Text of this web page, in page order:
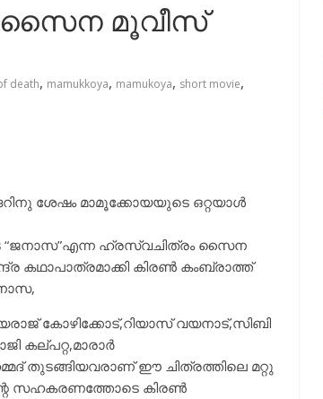
സൈന മൂവീസ്
death, mamukkoya, mamukoya, short movie,
ശേഷം മാമൂക്കോയയുടെ ഒറ്റയാൾ
“ജനാസ”എന്ന ഹ്രസ്വചിത്രം സൈന
കഥാപാത്രമാക്കി കിരൺ കംബ്രാത്ത്
കോഴിക്കോട്,റിയാസ് വയനാട്,സിബി
കല്പറ്റ,മാരാർ
തുടങ്ങിയവരാണ് ഈ ചിത്രത്തിലെ മറ്റു
സഹകരണത്തോടെ കിരൺ